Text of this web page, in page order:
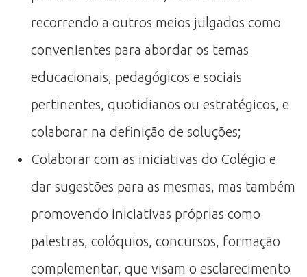
recorrendo a outros meios julgados como
convenientes para abordar os temas
educacionais, pedagógicos e sociais
pertinentes, quotidianos ou estratégicos, e
colaborar na definição de soluções;
Colaborar com as iniciativas do Colégio e
dar sugestões para as mesmas, mas também
promovendo iniciativas próprias como
palestras, colóquios, concursos, formação
complementar, que visam o esclarecimento